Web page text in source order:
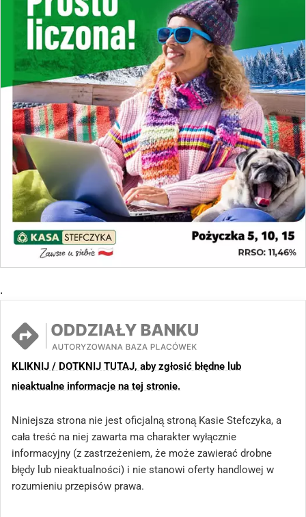
.
KLIKNIJ / DOTKNIJ TUTAJ, aby zgłosić błędne lub
nieaktualne informacje na tej stronie.
Niniejsza strona nie jest oficjalną stroną Kasie Stefczyka, a
cała treść na niej zawarta ma charakter wyłącznie
informacyjny (z zastrzeżeniem, że może zawierać drobne
błędy lub nieaktualności) i nie stanowi oferty handlowej w
rozumieniu przepisów prawa.